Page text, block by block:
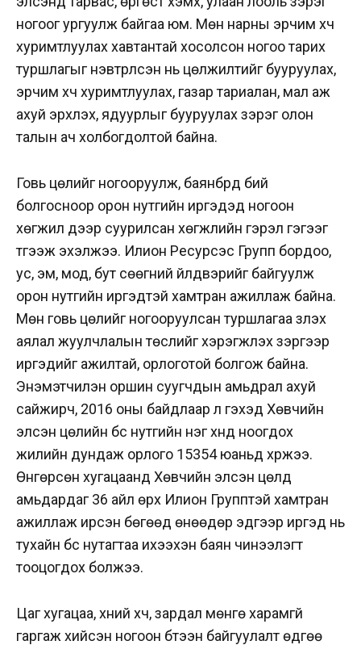
ногоог ургуулж байгаа юм. Мөн нарны эрчим хүч
хуримтлуулах хавтантай хосолсон ногоо тарих
туршлагыг нэвтрүүлсэн нь цөлжилтийг бууруулах,
эрчим хүч хуримтлуулах, газар тариалан, мал аж
ахуй эрхлэх, ядуурлыг бууруулах зэрэг олон
талын ач холбогдолтой байна.
Говь цөлийг ногооруулж, баянбүрд бий
болгосноор орон нутгийн иргэдэд ногоон
хөгжил дээр суурилсан хөгжлийн гэрэл гэгээг
түгээж эхэлжээ. Илион Ресурсэс Групп бордоо,
ус, эм, мод, бут сөөгний үйлдвэрийг байгуулж
орон нутгийн иргэдтэй хамтран ажиллаж байна.
Мөн говь цөлийг ногооруулсан туршлагаа үзүүлэх
аялал жуулчлалын төслийг хэрэгжүүлэх зэргээр
иргэдийг ажилтай, орлоготой болгож байна.
Энэмэтчилэн оршин суугчдын амьдрал ахуй
сайжирч, 2016 оны байдлаар л гэхэд Хөвчийн
элсэн цөлийн бүс нутгийн нэг хүнд ноогдох
жилийн дундаж орлого 15354 юаньд хүржээ.
Өнгөрсөн хугацаанд Хөвчийн элсэн цөлд
амьдардаг 36 айл өрх Илион Групптэй хамтран
ажиллаж ирсэн бөгөөд өнөөдөр эдгээр иргэд нь
тухайн бүс нутагтаа ихээхэн баян чинээлэгт
тооцогдох болжээ.
Цаг хугацаа, хүний хүч, зардал мөнгө харамгүй
гаргаж хийсэн ногоон бүтээн байгуулалт өдгөө